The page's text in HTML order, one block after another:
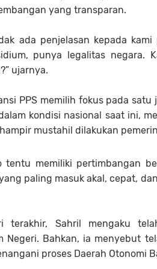
yang transparan.
ada penjelasan kepada
punya legalitas negara.
ujarnya.
PPS memilih fokus pada
kondisi nasional saat ini,
mustahil dilakukan
tentu memiliki pertimbangan
paling masuk akal, cepat,
terakhir, Sahril mengaku
Negeri. Bahkan, ia menyebut
proses Daerah Otonomi